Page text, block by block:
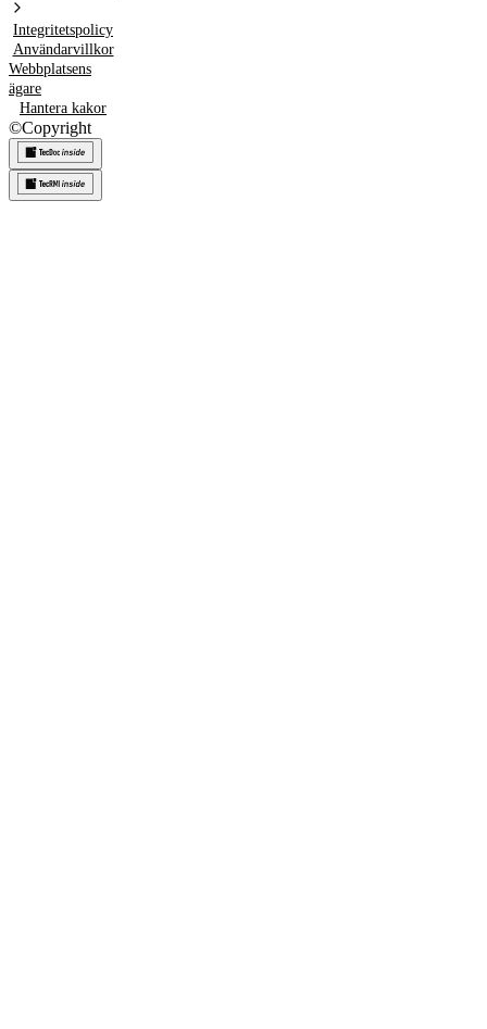
Integritetspolicy
Användarvillkor
Webbplatsens
ägare
Hantera kakor
©Copyright